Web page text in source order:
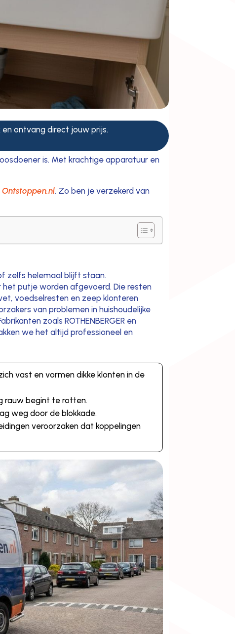
en ontvang direct jouw prijs.
is. Met krachtige apparatuur en
. Zo ben je verzekerd van
zelfs helemaal blijft staan.
putje worden afgevoerd. Die resten
voedselresten en zeep klonteren
van problemen in huishoudelijke
zoals ROTHENBERGER en
we het altijd professioneel en
vast en vormen dikke klonten in de
rauw begint te rotten.
weg door de blokkade.
veroorzaken dat koppelingen